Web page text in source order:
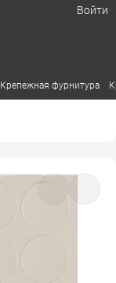
Войти
Крепежная фурнитура